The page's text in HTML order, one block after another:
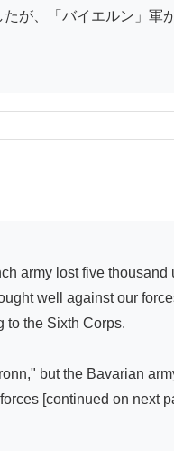
が、「バイエルン」軍
well against our
to the Sixth Corps.
but the Bavarian
[continued on next